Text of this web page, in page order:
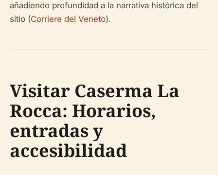
añadiendo profundidad a la narrativa histórica del
sitio (Corriere del Veneto).
Visitar Caserma La
Rocca: Horarios,
entradas y
accesibilidad